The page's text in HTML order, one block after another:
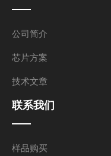
公司简介
芯片方案
技术文章
联系我们
样品购买